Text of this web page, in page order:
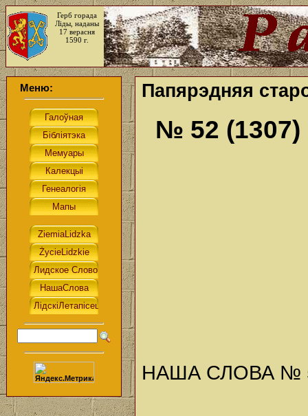
Герб горада
Ліды, наданы
17 верасня
1590 г.
Меню: Папярэдняя
№ 52 (1307)
НАША СЛОВА №